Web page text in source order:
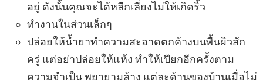
อยู่ ดังนั้นคุณจะได้หลีกเลี่ยงไม่ให้เกิดริ้ว
ทำงานในส่วนเล็กๆ
ปล่อยให้น้ำยาทำความสะอาดตกค้างบนพื้นผิวสัก
ครู่ แต่อย่าปล่อยให้แห้ง ทำให้เปียกอีกครั้งตาม
ความจำเป็น พยายามล้าง แต่ละด้านของบ้านเมื่อไม่